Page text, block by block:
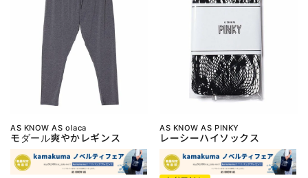
AS KNOW AS olaca
モダール爽やかレギンス
AS KNOW AS PINKY
レーシーハイソックス